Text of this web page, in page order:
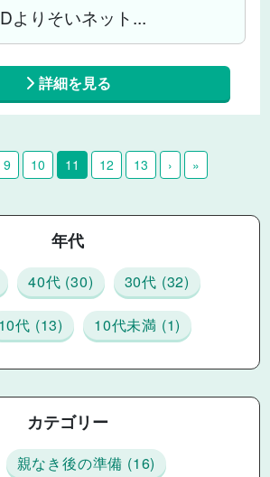
年代
40代 (30) 30代 (32)
10代 (13) 10代未満 (1)
カテゴリー
親なき後の準備 (16)
よりそいネット...
詳細を見る
9 10 11 12 13 › »